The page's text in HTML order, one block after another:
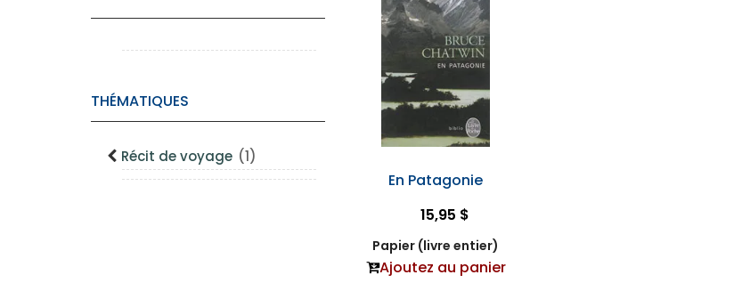
THÉMATIQUES
Récit de voyage (1)
En Patagonie
15,95 $
Papier (livre entier)
Ajoutez au panier